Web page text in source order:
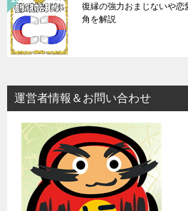
復縁の強力おまじないや
角を解説
運営者情報＆お問い合わせ